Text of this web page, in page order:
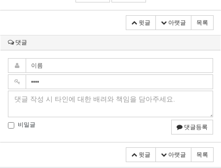
윗글 아랫글 목록
댓글
비밀글 댓글등록
윗글 아랫글 목록